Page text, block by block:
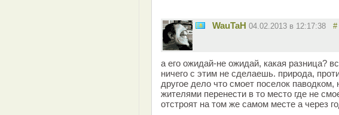
WauTaH 04.02.2013 в 12:17:38 #
а его ожидай-не ожидай, какая разница?
ничего с этим не сделаешь. природа,
другое дело что смоет поселок паводком,
жителями перенести в то место где не
отстроят на том же самом месте а через